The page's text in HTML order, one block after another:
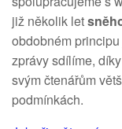
již několik let
obdobném
zprávy sdílíme,
svým čtenářům
podmínkách.